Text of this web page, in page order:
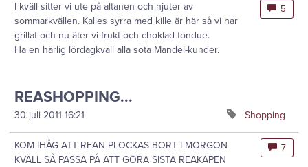
I kväll sitter vi ute på altanen och njuter av
sommarkvällen. Kalles syrra med kille är här så vi har
grillat och nu äter vi frukt och choklad-fondue.
Ha en härlig lördagkväll alla söta Mandel-kunder.
5
REASHOPPING...
30 juli 2011 16:21 Shopping
KOM IHÅG ATT REAN PLOCKAS BORT I MORGON
KVÄLL SÅ PASSA PÅ ATT GÖRA SISTA REAKAPEN
7